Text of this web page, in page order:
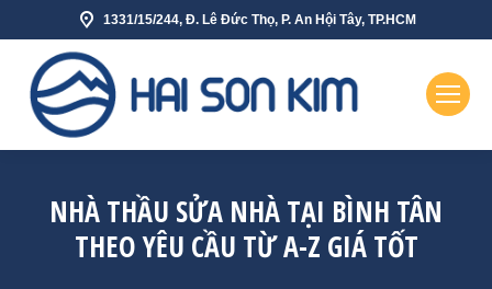
1331/15/244, Đ. Lê Đức Thọ, P. An Hội Tây, TP.HCM
NHÀ THẦU SỬA NHÀ TẠI BÌNH TÂN
THEO YÊU CẦU TỪ A-Z GIÁ TỐT